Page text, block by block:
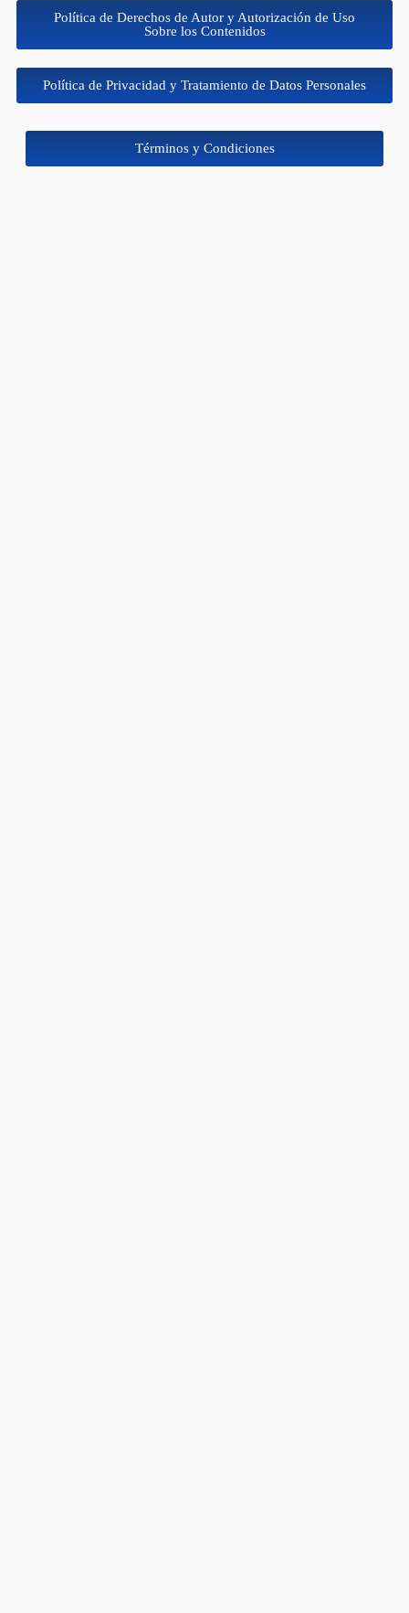
Política de Derechos de Autor y Autorización de Uso
Sobre los Contenidos
Política de Privacidad y Tratamiento de Datos Personales
Términos y Condiciones